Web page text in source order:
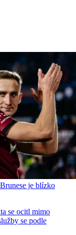
je blízko
se ocitl mimo
se podle